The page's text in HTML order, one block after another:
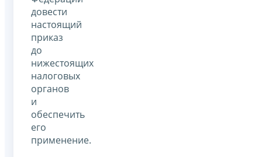
довести
настоящий
приказ
до
нижестоящих
налоговых
органов
и
обеспечить
его
применение.